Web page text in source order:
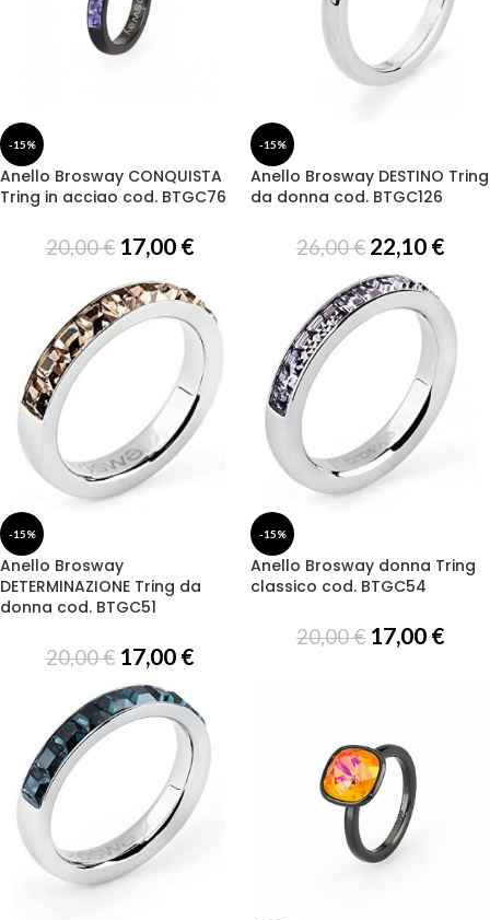
-15%
Anello Brosway CONQUISTA
Tring in acciao cod. BTGC76
20,00€ 17,00 €
-15%
Anello Brosway DESTINO Tring
da donna cod. BTGC126
26,00€ 22,10 €
-15%
Anello Brosway
DETERMINAZIONE Tring da
donna cod. BTGC51
20,00€ 17,00 €
-15%
Anello Brosway donna Tring
classico cod. BTGC54
20,00€ 17,00 €